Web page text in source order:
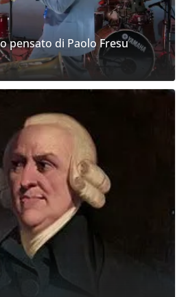
pensato di Paolo Fresu